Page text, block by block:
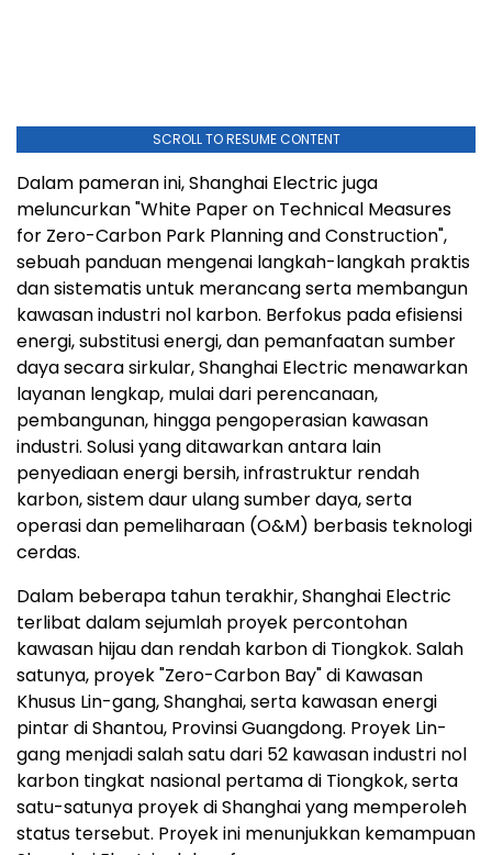
SCROLL TO RESUME CONTENT
Dalam pameran ini, Shanghai Electric juga
meluncurkan "White Paper on Technical Measures
for Zero-Carbon Park Planning and Construction",
sebuah panduan mengenai langkah-langkah praktis
dan sistematis untuk merancang serta membangun
kawasan industri nol karbon. Berfokus pada efisiensi
energi, substitusi energi, dan pemanfaatan sumber
daya secara sirkular, Shanghai Electric menawarkan
layanan lengkap, mulai dari perencanaan,
pembangunan, hingga pengoperasian kawasan
industri. Solusi yang ditawarkan antara lain
penyediaan energi bersih, infrastruktur rendah
karbon, sistem daur ulang sumber daya, serta
operasi dan pemeliharaan (O&M) berbasis teknologi
cerdas.
Dalam beberapa tahun terakhir, Shanghai Electric
terlibat dalam sejumlah proyek percontohan
kawasan hijau dan rendah karbon di Tiongkok. Salah
satunya, proyek "Zero-Carbon Bay" di Kawasan
Khusus Lin-gang, Shanghai, serta kawasan energi
pintar di Shantou, Provinsi Guangdong. Proyek Lin-
gang menjadi salah satu dari 52 kawasan industri nol
karbon tingkat nasional pertama di Tiongkok, serta
satu-satunya proyek di Shanghai yang memperoleh
status tersebut. Proyek ini menunjukkan kemampuan